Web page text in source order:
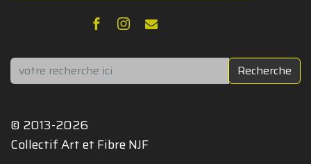
Rechercher Recherche
© 2013-2026
Collectif Art et Fibre NJF